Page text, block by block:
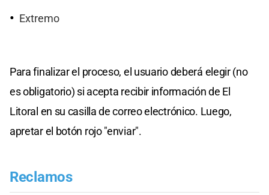
Extremo
Para finalizar el proceso, el usuario deberá elegir (no
es obligatorio) si acepta recibir información de El
Litoral en su casilla de correo electrónico. Luego,
apretar el botón rojo "enviar".
Reclamos